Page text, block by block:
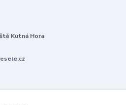
Kutná Hora